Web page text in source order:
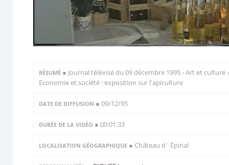
RÉSUMÉ ● Journal télévisé du 09 décembre 1995 - Art et culture
Economie et société : exposition sur l'apiculture
DATE DE DIFFUSION ● 09/12/95
DURÉE DE LA VIDÉO ● 00:01:33
LOCALISATION GÉOGRAPHIQUE ● Château d ' Épinal